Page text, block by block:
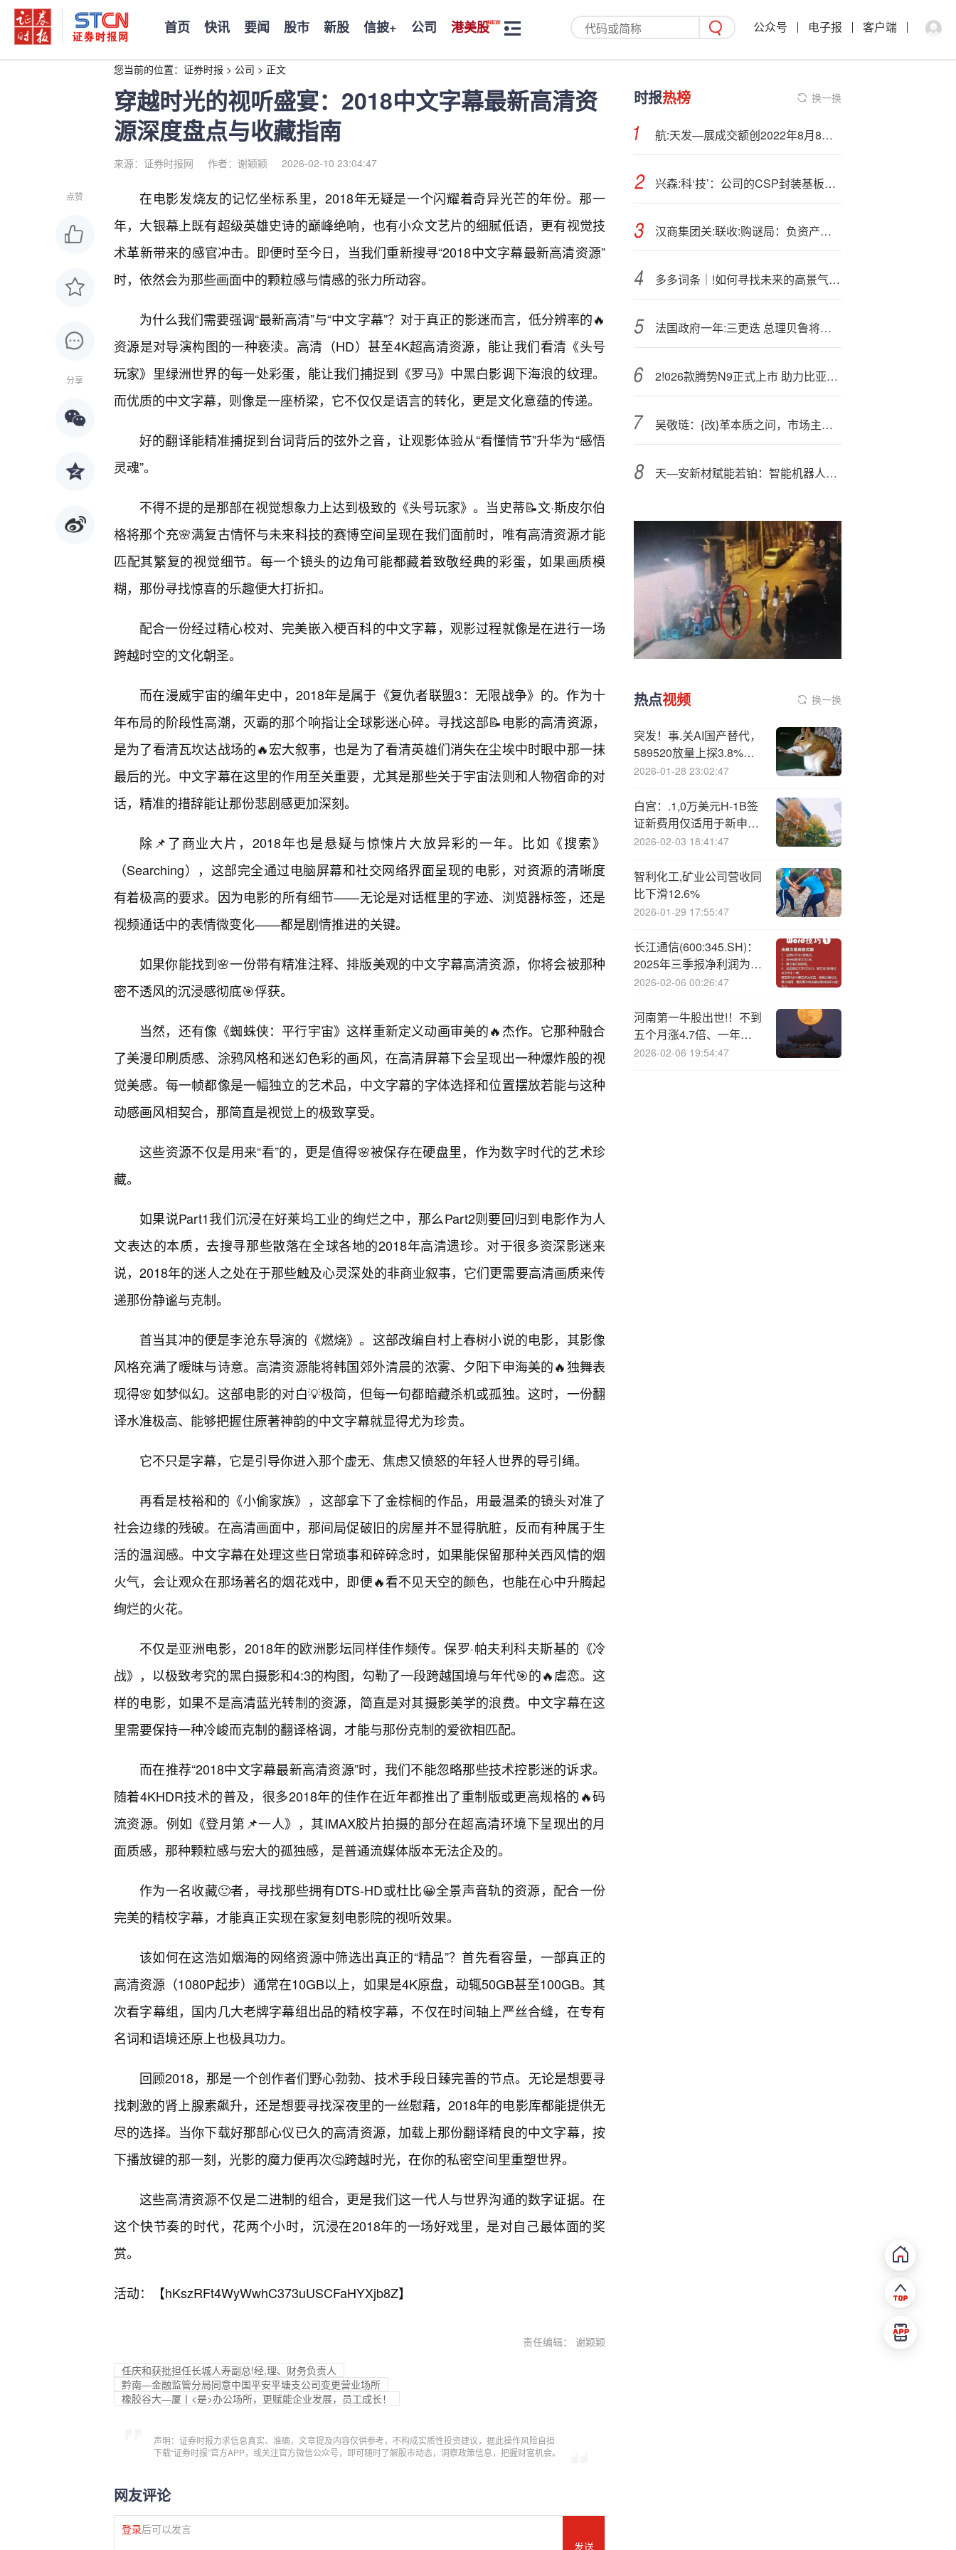
首页 快讯 要闻 股市 新股 信披+ 公司 港美股 公众号 电子报 客户端
您当前的位置： 证券时报 > 公司 > 正文
穿越时光的视听盛宴：2018中文字幕最新高清资
源深度盘点与收藏指南
来源：证券时报网 作者：谢颖颖 2026-02-10 23:04:47
点赞
分享
在电影发烧友的记忆坐标系里，2018年无疑是一个闪耀着奇异光芒的年份。那一
年，大银幕上既有超级英雄史诗的巅峰绝响，也有小众文艺片的细腻低语，更有视觉技
术革新带来的感官冲击。即便时至今日，当我们重新搜寻“2018中文字幕最新高清资源”
时，依然会为那些画面中的颗粒感与情感的张力所动容。
为什么我们需要强调“最新高清”与“中文字幕”？对于真正的影迷而言，低分辨率的🔥
资源是对导演构图的一种亵渎。高清（HD）甚至4K超高清资源，能让我们看清《头号
玩家》里绿洲世界的每一处彩蛋，能让我们捕捉到《罗马》中黑白影调下海浪的纹理。
而优质的中文字幕，则像是一座桥梁，它不仅仅是语言的转化，更是文化意蕴的传递。
好的翻译能精准捕捉到台词背后的弦外之音，让观影体验从“看懂情节”升华为“感悟
灵魂”。
不得不提的是那部在视觉想象力上达到极致的《头号玩家》。当史蒂📝文·斯皮尔伯
格将那个充🌸满复古情怀与未来科技的赛博空间呈现在我们面前时，唯有高清资源才能
匹配其繁复的视觉细节。每一个镜头的边角可能都藏着致敬经典的彩蛋，如果画质模
糊，那份寻找惊喜的乐趣便大打折扣。
配合一份经过精心校对、完美嵌入梗百科的中文字幕，观影过程就像是在进行一场
跨越时空的文化朝圣。
而在漫威宇宙的编年史中，2018年是属于《复仇者联盟3：无限战争》的。作为十
年布局的阶段性高潮，灭霸的那个响指让全球影迷心碎。寻找这部📝电影的高清资源，
是为了看清瓦坎达战场的🔥宏大叙事，也是为了看清英雄们消失在尘埃中时眼中那一抹
最后的光。中文字幕在这里的作用至关重要，尤其是那些关于宇宙法则和人物宿命的对
话，精准的措辞能让那份悲剧感更加深刻。
除📌了商业大片，2018年也是悬疑与惊悚片大放异彩的一年。比如《搜索》
（Searching），这部完全通过电脑屏幕和社交网络界面呈现的电影，对资源的清晰度
有着极高的要求。因为电影的所有细节——无论是对话框里的字迹、浏览器标签，还是
视频通话中的表情微变化——都是剧情推进的关键。
如果你能找到🌸一份带有精准注释、排版美观的中文字幕高清资源，你将会被那种
密不透风的沉浸感彻底🎯俘获。
当然，还有像《蜘蛛侠：平行宇宙》这样重新定义动画审美的🔥杰作。它那种融合
了美漫印刷质感、涂鸦风格和迷幻色彩的画风，在高清屏幕下会呈现出一种爆炸般的视
觉美感。每一帧都像是一幅独立的艺术品，中文字幕的字体选择和位置摆放若能与这种
动感画风相契合，那简直是视觉上的极致享受。
这些资源不仅是用来“看”的，更是值得🌸被保存在硬盘里，作为数字时代的艺术珍
藏。
如果说Part1我们沉浸在好莱坞工业的绚烂之中，那么Part2则要回归到电影作为人
文表达的本质，去搜寻那些散落在全球各地的2018年高清遗珍。对于很多资深影迷来
说，2018年的迷人之处在于那些触及心灵深处的非商业叙事，它们更需要高清画质来传
递那份静谧与克制。
首当其冲的便是李沧东导演的《燃烧》。这部改编自村上春树小说的电影，其影像
风格充满了暧昧与诗意。高清资源能将韩国郊外清晨的浓雾、夕阳下申海美的🔥独舞表
现得🌸如梦似幻。这部电影的对白💡极简，但每一句都暗藏杀机或孤独。这时，一份翻
译水准极高、能够把握住原著神韵的中文字幕就显得尤为珍贵。
它不只是字幕，它是引导你进入那个虚无、焦虑又愤怒的年轻人世界的导引绳。
再看是枝裕和的《小偷家族》，这部拿下了金棕榈的作品，用最温柔的镜头对准了
社会边缘的残破。在高清画面中，那间局促破旧的房屋并不显得肮脏，反而有种属于生
活的温润感。中文字幕在处理这些日常琐事和碎碎念时，如果能保留那种关西风情的烟
火气，会让观众在那场著名的烟花戏中，即便🔥看不见天空的颜色，也能在心中升腾起
绚烂的火花。
不仅是亚洲电影，2018年的欧洲影坛同样佳作频传。保罗·帕夫利科夫斯基的《冷
战》，以极致考究的黑白摄影和4:3的构图，勾勒了一段跨越国境与年代🎯的🔥虐恋。这
样的电影，如果不是高清蓝光转制的资源，简直是对其摄影美学的浪费。中文字幕在这
里需要保持一种冷峻而克制的翻译格调，才能与那份克制的爱欲相匹配。
而在推荐“2018中文字幕最新高清资源”时，我们不能忽略那些技术控影迷的诉求。
随着4KHDR技术的普及，很多2018年的佳作在近年都推出了重制版或更高规格的🔥码
流资源。例如《登月第📌一人》，其IMAX胶片拍摄的部分在超高清环境下呈现出的月
面质感，那种颗粒感与宏大的孤独感，是普通流媒体版本无法企及的。
作为一名收藏🙂者，寻找那些拥有DTS-HD或杜比😀全景声音轨的资源，配合一份
完美的精校字幕，才能真正实现在家复刻电影院的视听效果。
该如何在这浩如烟海的网络资源中筛选出真正的“精品”？首先看容量，一部真正的
高清资源（1080P起步）通常在10GB以上，如果是4K原盘，动辄50GB甚至100GB。其
次看字幕组，国内几大老牌字幕组出品的精校字幕，不仅在时间轴上严丝合缝，在专有
名词和语境还原上也极具功力。
回顾2018，那是一个创作者们野心勃勃、技术手段日臻完善的节点。无论是想要寻
找刺激的肾上腺素飙升，还是想要寻找深夜里的一丝慰藉，2018年的电影库都能提供无
尽的选择。当你下载好那部心仪已久的高清资源，加载上那份翻译精良的中文字幕，按
下播放键的那一刻，光影的魔力便再次🤔跨越时光，在你的私密空间里重塑世界。
这些高清资源不仅是二进制的组合，更是我们这一代人与世界沟通的数字证据。在
这个快节奏的时代，花两个小时，沉浸在2018年的一场好戏里，是对自己最体面的奖
赏。
活动：【hKszRFt4WyWwhC373uUSCFaHYXjb8Z】
责任编辑： 谢颖颖
任庆和获批担任长城人寿副总!经,理、财务负责人
黔南—金融监管分局同意中国平安平塘支公司变更营业场所
橡胶谷大—厦丨<是>办公场所，更赋能企业发展，员工成长！
声明：证券时报力求信息真实、准确，文章提及内容仅供参考，不构成实质性投资建议，据此操作风险自担
下载“证券时报”官方APP，或关注官方微信公众号，即可随时了解股市动态，洞察政策信息，把握财富机会。
网友评论
登录后可以发言
发送
时报热榜 换一换
航:天发—展成交额创2022年8月8日以来新高
兴森:科‘技’：公司的CSP封装基板应用领域涵盖存储芯片等
汉商集团关:联收:购谜局：负资产写字楼与空置率新高下的双主业承压
多多词条｜!如何寻找未来的高景气行业？关注这些指标
法国政府一年:三更迭 总理贝鲁将因信任投票失败而辞职
2!026款腾势N9正式上市 助力比亚迪冲高
吴敬琏：{改}革本质之问，市场主导还是政府主导？
天—安新材赋能若铂：智能机器人加速医疗行业智能化升级
热点视频 换一换
突发！事.关AI国产替代，
589520放量上探3.8%，
阿里挺立潮头，港股互联
速回血
2026-01-28 23:02:47
白宫：.1,0万美元H-1B签
证新费用仅适用于新申请
人
2026-02-03 18:41:47
智利化工,矿业公司营收同
比下滑12.6%
2026-01-29 17:55:47
长江通信(600:345.SH)：
2025年三季报净利润为
1663.59万元、同比较去
2026-02-06 00:26:47
河南第一牛股出世!！不到
五个月涨4.7倍、一年翻
8.7倍！
2026-02-06 19:54:47